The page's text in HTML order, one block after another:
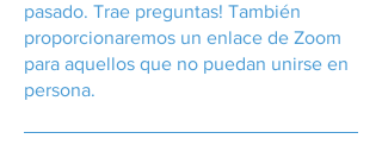
pasado. Trae preguntas! También
proporcionaremos un enlace de Zoom
para aquellos que no puedan unirse en
persona.